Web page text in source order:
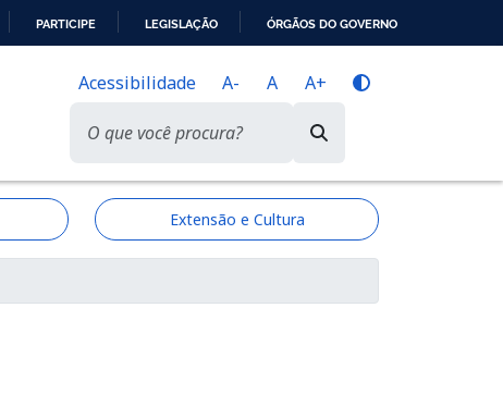
PARTICIPE LEGISLAÇÃO ÓRGÃOS DO GOVERNO
Acessibilidade A- A A+
Extensão e Cultura